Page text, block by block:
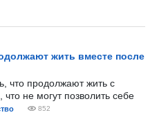
жить вместе после
что продолжают жить с
не могут позволить себе
852